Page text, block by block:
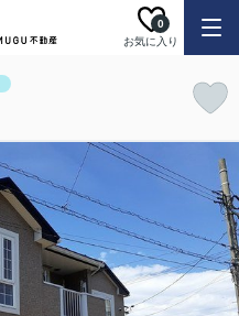
お気に入り
0